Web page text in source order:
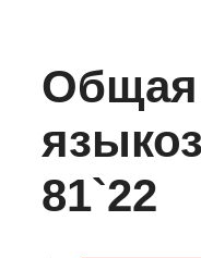
Общая
81`22